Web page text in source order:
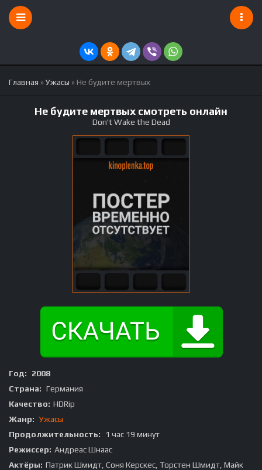
Главная »Ужасы » Не будите мертвых
Не будите мертвых смотреть онлайн
Don't Wake the Dead
Год:
2008
Страна: Германия
Качество: HDRip
Жанр: Ужасы
Продолжительность:
1 час 19 минут
Режиссер: Андреас Шнаас
Актёры: Патрик Шмидт, Соня Керскес, Торстен Шмидт, Майк